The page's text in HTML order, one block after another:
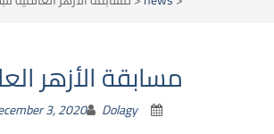
مسابقة الأزهر
3, 2020 Dolagy